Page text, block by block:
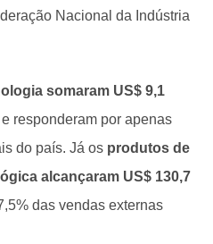
Nacional da Indústria
somaram US$ 9,1
e responderam por apenas
do país. Já os produtos de
alcançaram US$ 130,7
das vendas externas